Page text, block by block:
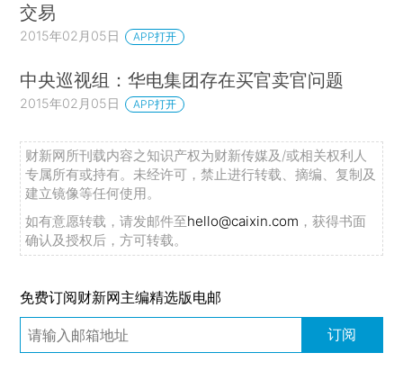
交易
2015年02月05日 APP打开
中央巡视组：华电集团存在买官卖官问题
2015年02月05日 APP打开
财新网所刊载内容之知识产权为财新传媒及/或相关权利人
专属所有或持有。未经许可，禁止进行转载、摘编、复制及
建立镜像等任何使用。
如有意愿转载，请发邮件至hello@caixin.com ，获得书面
确认及授权后，方可转载。
免费订阅财新网主编精选版电邮
订阅